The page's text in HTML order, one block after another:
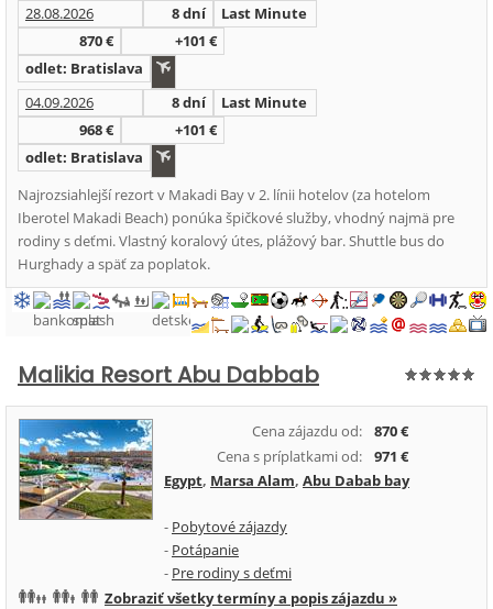
28.08.2026
8 dní
Last Minute
870 €
+101 €
odlet: Bratislava
04.09.2026
8 dní
Last Minute
968 €
+101 €
odlet: Bratislava
Najrozsiahlejší rezort v Makadi Bay v 2. línii hotelov (za hotelom
Iberotel Makadi Beach) ponúka špičkové služby, vhodný najmä pre
rodiny s deťmi. Vlastný koralový útes, plážový bar. Shuttle bus do
Hurghady a späť za poplatok.
Malikia Resort Abu Dabbab
Cena zájazdu od:
870 €
Cena s príplatkami od:
971 €
Egypt, Marsa Alam, Abu Dabab bay
- Pobytové zájazdy
- Potápanie
- Pre rodiny s deťmi
Zobraziť všetky termíny a popis zájazdu »